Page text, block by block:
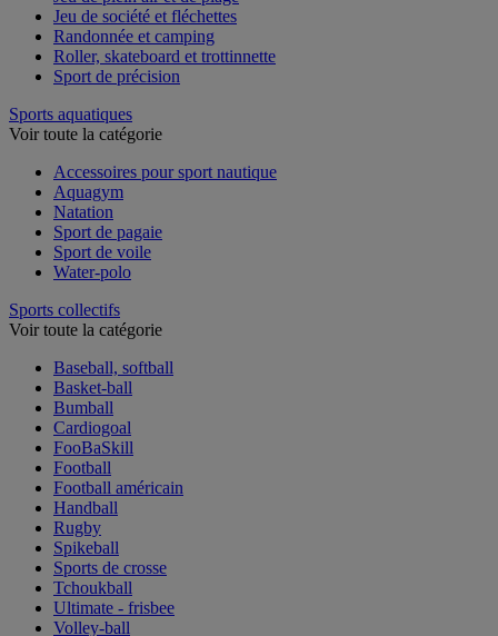
Jeu de plein air et de plage
Jeu de société et fléchettes
Randonnée et camping
Roller, skateboard et trottinnette
Sports aquatiques
Accessoires pour sport nautique
Aquagym
Natation
Sport de pagaie
Sport de voile
Sports collectifs
Baseball, softball
Basket-ball
Bumball
Cardiogoal
FooBaSkill
Football
Football américain
Handball
Rugby
Spikeball
Sports de crosse
Tchoukball
Ultimate - frisbee